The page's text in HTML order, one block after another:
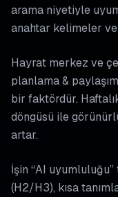
arama niyetiyle
anahtar kelimeler
Hayrat merkez ve
planlama &
bir faktördür.
döngüsü ile
artar.
İşin “AI
(H2/H3), kısa